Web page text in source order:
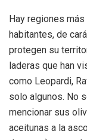
Hay regiones
habitantes, de
protegen su
laderas que han
como Leopardi,
solo algunos. No
mencionar sus
aceitunas a la